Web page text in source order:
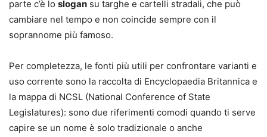
parte c’è lo slogan su targhe e cartelli stradali, che può
cambiare nel tempo e non coincide sempre con il
soprannome più famoso.
Per completezza, le fonti più utili per confrontare varianti e
uso corrente sono la raccolta di Encyclopaedia Britannica e
la mappa di NCSL (National Conference of State
Legislatures): sono due riferimenti comodi quando ti serve
capire se un nome è solo tradizionale o anche